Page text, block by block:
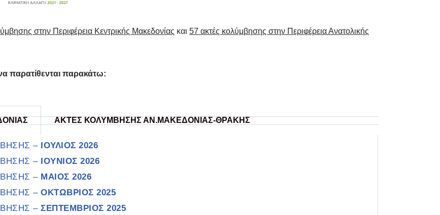
στην Περιφέρεια Κεντρικής Μακεδονίας και 57 ακτές κολύμβησης στην Περιφέρεια Ανατολικής
παρατίθενται παρακάτω:
ΑΚΤΕΣ ΚΟΛΥΜΒΗΣΗΣ ΑΝ.ΜΑΚΕΔΟΝΙΑΣ-ΘΡΑΚΗΣ
– ΙΟΥΛΙΟΣ 2026
– ΙΟΥΝΙΟΣ 2026
– ΜΑΙΟΣ 2026
– ΟΚΤΩΒΡΙΟΣ 2025
– ΣΕΠΤΕΜΒΡΙΟΣ 2025